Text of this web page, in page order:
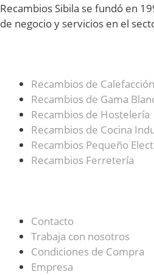
Recambios Sibila se fundó en
de negocio y servicios en el
Recambios de Calefacción
Recambios de Gama
Recambios de Hostelería
Recambios de Cocina
Recambios Pequeño
Recambios Ferretería
Contacto
Trabaja con nosotros
Condiciones de Compra
Empresa